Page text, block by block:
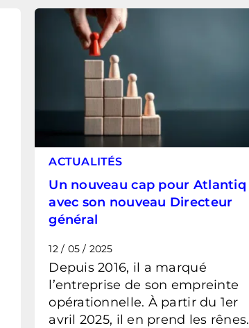
ACTUALITÉS
Un nouveau cap pour Atlantiq
avec son nouveau Directeur
général
12 / 05 / 2025
Depuis 2016, il a marqué
l’entreprise de son empreinte
opérationnelle. À partir du 1er
avril 2025, il en prend les rênes.